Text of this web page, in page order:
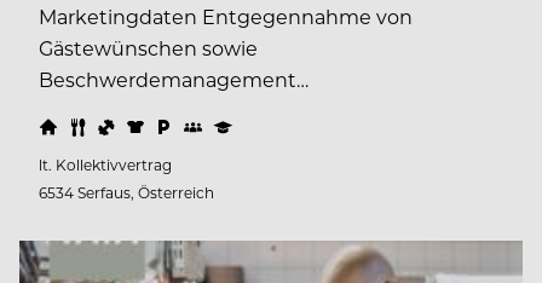
Marketingdaten Entgegennahme von
Gästewünschen sowie
Beschwerdemanagement…
lt. Kollektivvertrag
6534 Serfaus, Österreich